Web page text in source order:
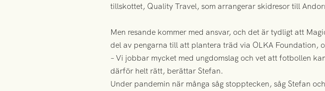
tillskottet, Quality Travel, som arrangerar skidresor till
Men resande kommer med ansvar, och det är tydligt att
del av pengarna till att plantera träd via OLKA Foundation,
– Vi jobbar mycket med ungdomslag och vet att fotbollen
därför helt rätt, berättar Stefan.
Under pandemin när många såg stopptecken, såg Stefan